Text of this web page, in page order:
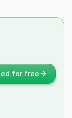
for free